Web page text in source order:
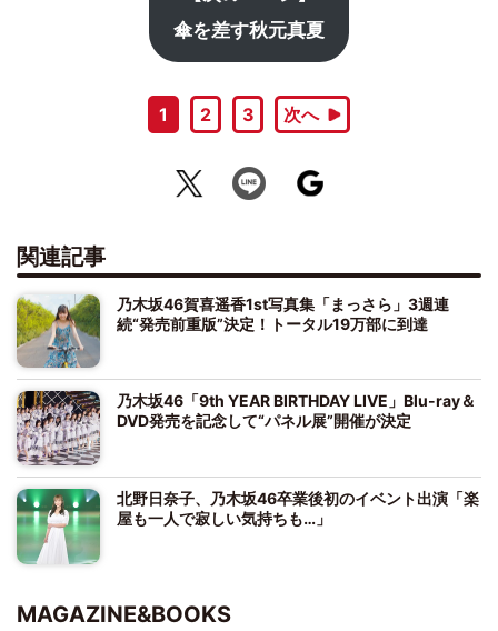
傘を差す秋元真夏
1 2 3 次へ
関連記事
乃木坂46賀喜遥香1st写真集「まっさら」3週連
続“発売前重版”決定！トータル19万部に到達
乃木坂46「9th YEAR BIRTHDAY LIVE」Blu-ray＆
DVD発売を記念して“パネル展”開催が決定
北野日奈子、乃木坂46卒業後初のイベント出演「楽
屋も一人で寂しい気持ちも…」
MAGAZINE&BOOKS